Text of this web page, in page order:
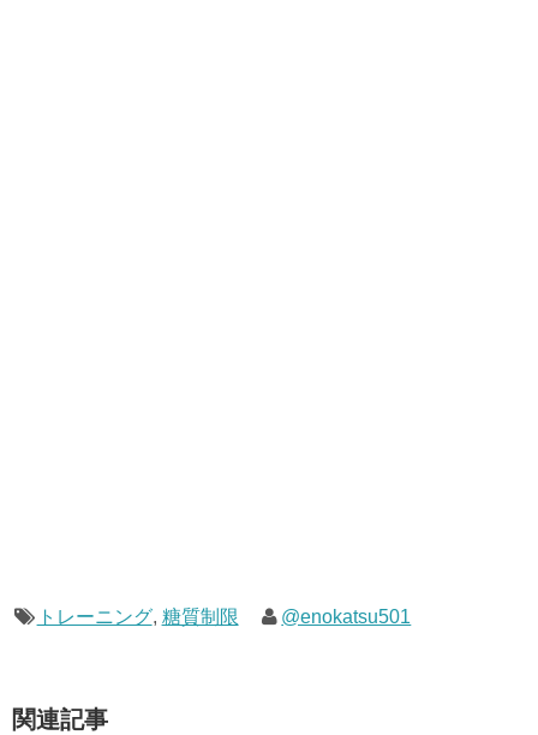
トレーニング, 糖質制限 @enokatsu501
関連記事